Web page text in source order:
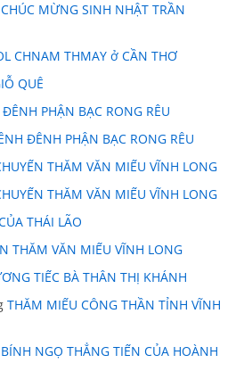
CHÚC MỪNG SINH NHẬT TRẦN
CHNAM THMAY ở CẦN THƠ
QUÊ
ĐÊNH PHẬN BẠC RONG RÊU
ĐÊNH PHẬN BẠC RONG RÊU
THĂM VĂN MIẾU VĨNH LONG
THĂM VĂN MIẾU VĨNH LONG
THÁI LÃO
THĂM VĂN MIẾU VĨNH LONG
TIẾC BÀ THÂN THỊ KHÁNH
THĂM MIẾU CÔNG THẦN TỈNH VĨNH
BÍNH NGỌ THẲNG TIẾN CỦA HOÀNH